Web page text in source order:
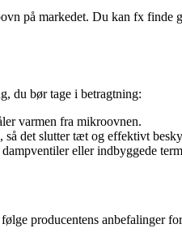
på markedet. Du kan fx finde
du bør tage i betragtning:
varmen fra mikroovnen.
så det slutter tæt og effektivt
eller indbyggede
producentens anbefalinger